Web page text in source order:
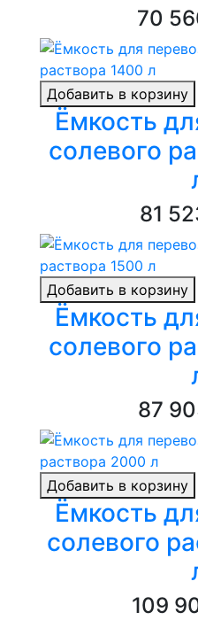
70
Добавить в корзину
Ёмкость
солевого
81
Добавить в корзину
Ёмкость
солевого
87
Добавить в корзину
Ёмкость
солевого
109